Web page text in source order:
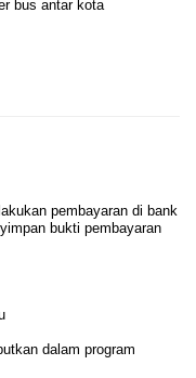
bus antar kota
pembayaran di bank
bukti pembayaran
dalam program